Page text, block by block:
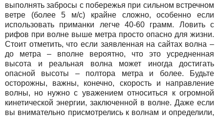
выполнять забросы с побережья при сильном встречном
ветре (более 5 м/с) крайне сложно, особенно если
использовать приманки легче 40-60 грамм. Ловить с
рифов при волне выше метра просто опасно для жизни.
Стоит отметить, что если заявленная на сайтах волна –
до метра – вполне вероятно, что это усредненная
высота и реальная волна может иногда достигать
опасной высоты – полтора метра и более. Будьте
осторожны, важны, конечно, скорость и направление
волны, но нужно с уважением относиться к огромной
кинетической энергии, заключенной в волне. Даже если
вы внимательно присмотрелись к волнам и определили,